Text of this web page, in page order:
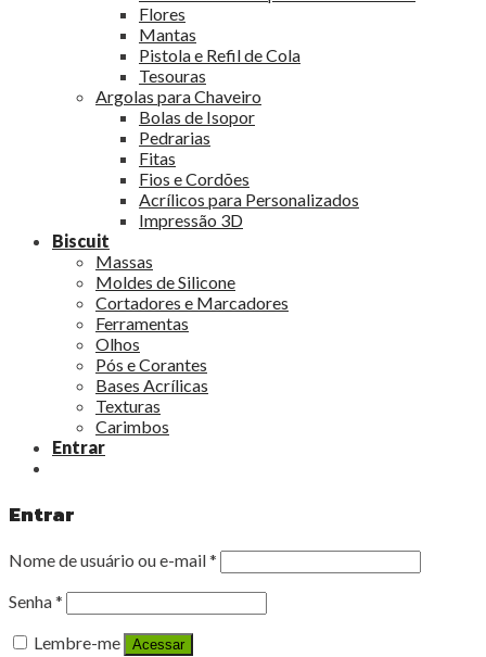
Flores
Mantas
Pistola e Refil de Cola
Tesouras
Argolas para Chaveiro
Bolas de Isopor
Pedrarias
Fitas
Fios e Cordões
Acrílicos para Personalizados
Impressão 3D
Biscuit
Massas
Moldes de Silicone
Cortadores e Marcadores
Ferramentas
Olhos
Pós e Corantes
Bases Acrílicas
Texturas
Carimbos
Entrar
Entrar
Nome de usuário ou e-mail*
Senha*
Lembre-me
Acessar